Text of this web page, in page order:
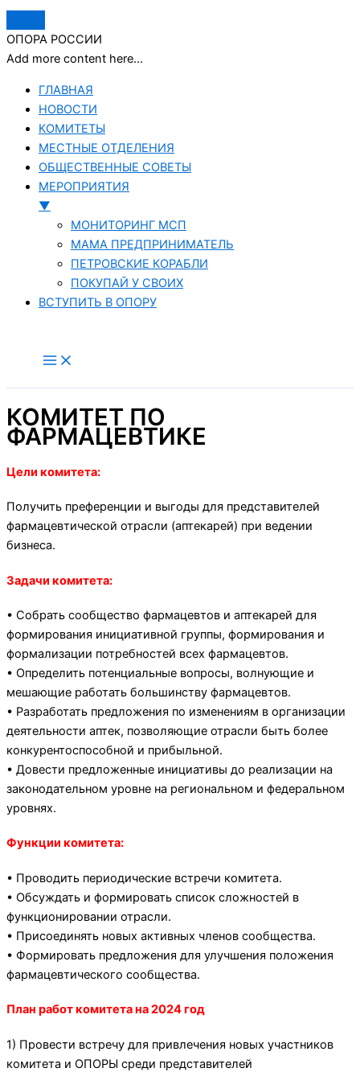
ОПОРА РОССИИ
Add more content here...
ГЛАВНАЯ
НОВОСТИ
КОМИТЕТЫ
МЕСТНЫЕ ОТДЕЛЕНИЯ
ОБЩЕСТВЕННЫЕ СОВЕТЫ
МЕРОПРИЯТИЯ
▼
МОНИТОРИНГ МСП
МАМА ПРЕДПРИНИМАТЕЛЬ
ПЕТРОВСКИЕ КОРАБЛИ
ПОКУПАЙ У СВОИХ
ВСТУПИТЬ В ОПОРУ
КОМИТЕТ ПО
ФАРМАЦЕВТИКЕ
Цели комитета:
Получить преференции и выгоды для представителей
фармацевтической отрасли (аптекарей) при ведении
бизнеса.
Задачи комитета:
• Собрать сообщество фармацевтов и аптекарей для
формирования инициативной группы, формирования и
формализации потребностей всех фармацевтов.
• Определить потенциальные вопросы, волнующие и
мешающие работать большинству фармацевтов.
• Разработать предложения по изменениям в организации
деятельности аптек, позволяющие отрасли быть более
конкурентоспособной и прибыльной.
• Довести предложенные инициативы до реализации на
законодательном уровне на региональном и федеральном
уровнях.
Функции комитета:
• Проводить периодические встречи комитета.
• Обсуждать и формировать список сложностей в
функционировании отрасли.
• Присоединять новых активных членов сообщества.
• Формировать предложения для улучшения положения
фармацевтического сообщества.
План работ комитета на 2024 год
1) Провести встречу для привлечения новых участников
комитета и ОПОРЫ среди представителей